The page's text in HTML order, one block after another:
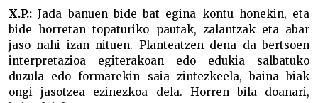
X.P.: Jada banuen bide bat egina kontu honekin, eta
bide horretan topaturiko pautak, zalantzak eta abar
jaso nahi izan nituen. Planteatzen dena da bertsoen
interpretazioa egiterakoan edo edukia salbatuko
duzula edo formarekin saia zintezkeela, baina biak
ongi jasotzea ezinezkoa dela. Horren bila doanari,